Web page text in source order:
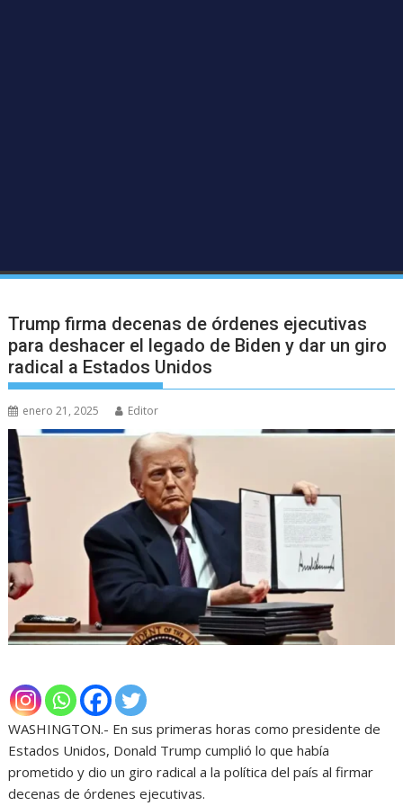
Trump firma decenas de órdenes ejecutivas
para deshacer el legado de Biden y dar un giro
radical a Estados Unidos
enero 21, 2025 Editor
WASHINGTON.- En sus primeras horas como presidente de
Estados Unidos, Donald Trump cumplió lo que había
prometido y dio un giro radical a la política del país al firmar
decenas de órdenes ejecutivas.